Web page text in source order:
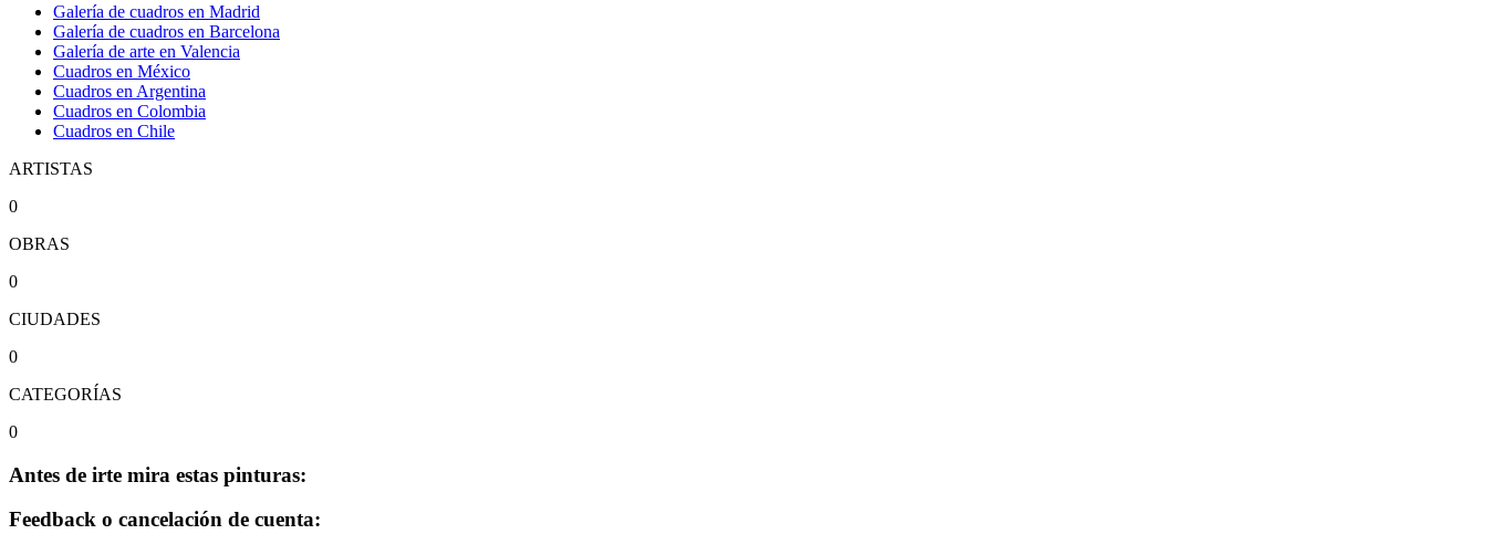
Galería de cuadros en Madrid
Galería de cuadros en Barcelona
Galería de arte en Valencia
Cuadros en México
Cuadros en Argentina
Cuadros en Colombia
Cuadros en Chile
ARTISTAS
0
OBRAS
0
CIUDADES
0
CATEGORÍAS
0
Antes de irte mira estas pinturas:
Feedback o cancelación de cuenta: